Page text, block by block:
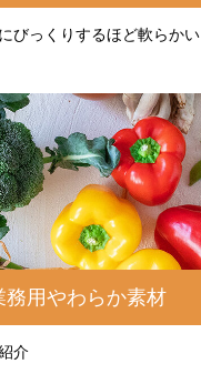
びっくりするほど軟らかい
務用やわらか素材
介